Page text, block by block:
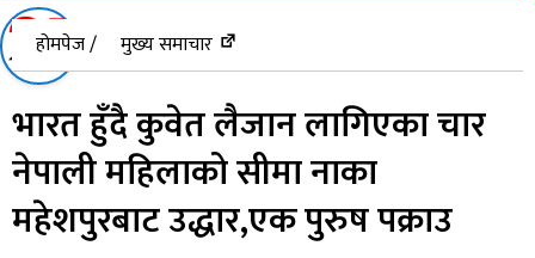
होमपेज / मुख्य समाचार
भारत हुँदै कुवेत लैजान लागिएका चार
नेपाली महिलाको सीमा नाका
महेशपुरबाट उद्धार,एक पुरुष पक्राउ